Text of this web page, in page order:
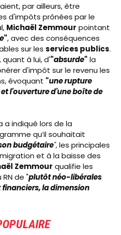
par ailleurs, être
d'impôts prônées par le
Michaël Zemmour pointant
", avec des conséquences
sur les services publics.
quant à lui, d'"absurde" la
d'impôt sur le revenu les
évoquant "unerupture
l'ouverture d'une boîte de
a indiqué lors de la
qu’il souhaitait
budgétaire", les principales
et à la baisse des
Zemmour qualifie les
de "plutôt néo-libérales
la dimension